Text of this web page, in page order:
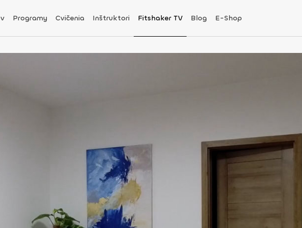
Programy Cvičenia Inštruktori Fitshaker TV Blog E-Shop